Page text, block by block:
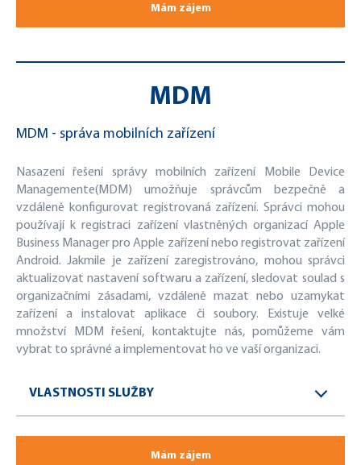
Mám zájem
MDM
MDM - správa mobilních zařízení
Nasazení řešení správy mobilních zařízení Mobile Device
Managemente(MDM) umožňuje správcům bezpečně a
vzdáleně konfigurovat registrovaná zařízení. Správci mohou
používají k registraci zařízení vlastněných organizací Apple
Business Manager pro Apple zařízení nebo registrovat zařízení
Android. Jakmile je zařízení zaregistrováno, mohou správci
aktualizovat nastavení softwaru a zařízení, sledovat soulad s
organizačními zásadami, vzdáleně mazat nebo uzamykat
zařízení a instalovat aplikace či soubory. Existuje velké
množství MDM řešení, kontaktujte nás, pomůžeme vám
vybrat to správné a implementovat ho ve vaší organizaci.
VLASTNOSTI SLUŽBY
Mám zájem